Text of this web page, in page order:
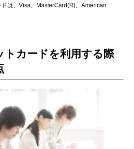
は、Visa、MasterCard(R)、American
トカードを利用する際